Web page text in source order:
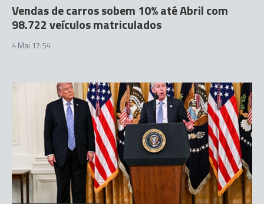
Vendas de carros sobem 10% até Abril com
98.722 veículos matriculados
4 Mai 17:54